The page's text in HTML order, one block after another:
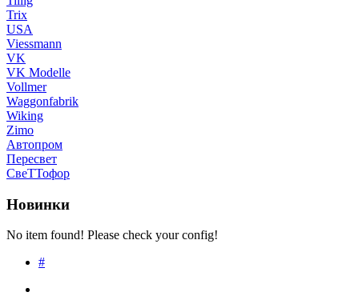
Trix
USA
Viessmann
VK
VK Modelle
Vollmer
Waggonfabrik
Wiking
Zimo
Автопром
Пересвет
СвеТТофор
Новинки
No item found! Please check your config!
#